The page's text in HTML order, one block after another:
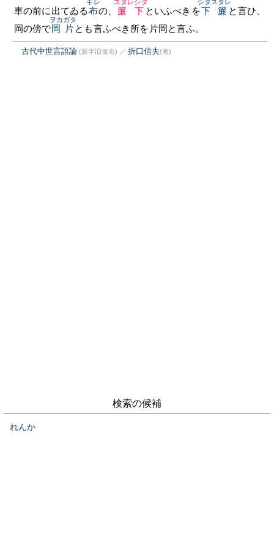
車の前に出てゐる布
キレ
の、 簾下
スダレシタ
といふべきを下簾
シタスダレ
と言ひ、
岡の傍で岡片
ヲカガタ
とも言ふべき所を片岡と言ふ。
古代中世言語論 (新字旧仮名) ／ 折口信夫(著)
検索の候補
れんか